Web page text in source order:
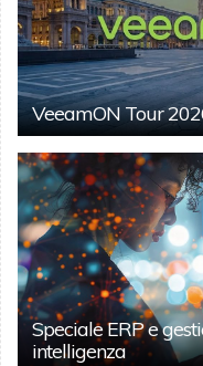
VeeamON Tour
Speciale ERP e
intelligenza